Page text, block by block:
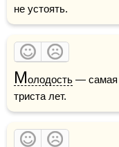
не устоять.
Молодость — самая
триста лет.